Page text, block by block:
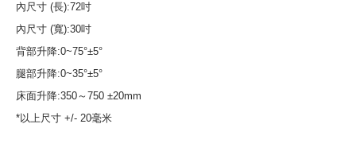
內尺寸 (長):72吋
內尺寸 (寬):30吋
背部升降:0~75°±5°
腿部升降:0~35°±5°
床面升降:350～750 ±20mm
*以上尺寸 +/- 20毫米